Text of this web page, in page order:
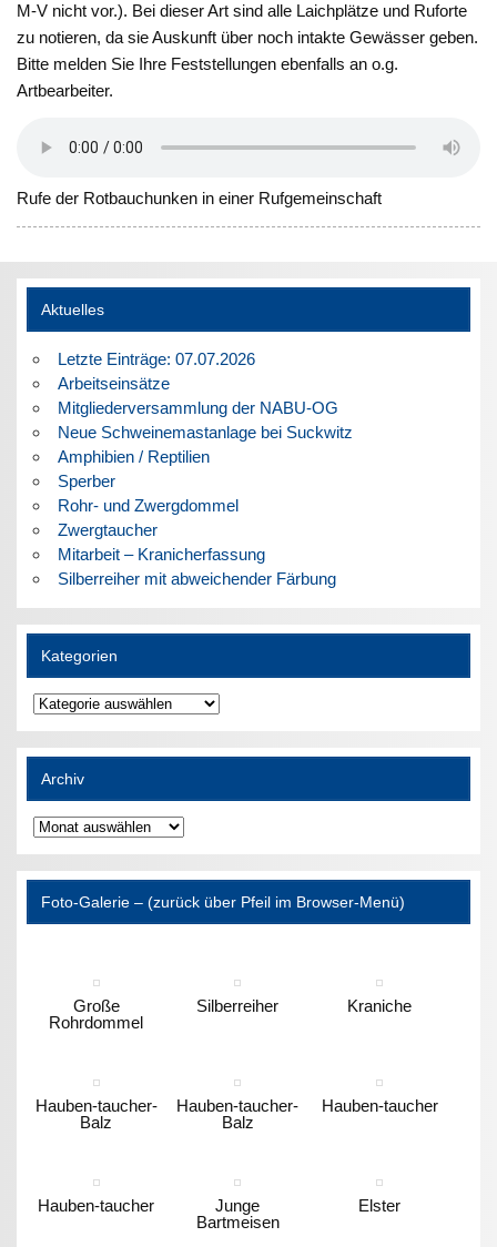
M-V nicht vor.). Bei dieser Art sind alle Laichplätze und Ruforte
zu notieren, da sie Auskunft über noch intakte Gewässer geben.
Bitte melden Sie Ihre Feststellungen ebenfalls an o.g.
Artbearbeiter.
Rufe der Rotbauchunken in einer Rufgemeinschaft
Aktuelles
Letzte Einträge: 07.07.2026
Arbeitseinsätze
Mitgliederversammlung der NABU-OG
Neue Schweinemastanlage bei Suckwitz
Amphibien / Reptilien
Sperber
Rohr- und Zwergdommel
Zwergtaucher
Mitarbeit – Kranicherfassung
Silberreiher mit abweichender Färbung
Kategorien
Kategorien
Archiv
Archiv
Foto-Galerie – (zurück über Pfeil im Browser-Menü)
Große
Rohrdommel
Silberreiher Kraniche
Hauben-taucher-
Balz
Hauben-taucher-
Balz
Hauben-taucher
Hauben-taucher
Junge
Bartmeisen
Elster